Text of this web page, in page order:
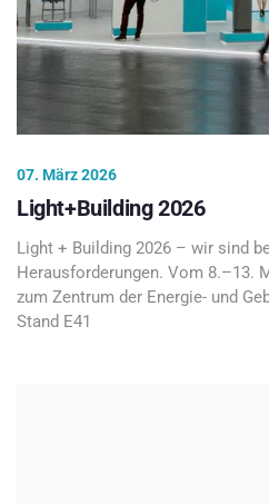
07. März 2026
Light+Building 2026
Light + Building 2026 – wir sind
Herausforderungen. Vom 8.–13.
zum Zentrum der Energie- und
Stand E41